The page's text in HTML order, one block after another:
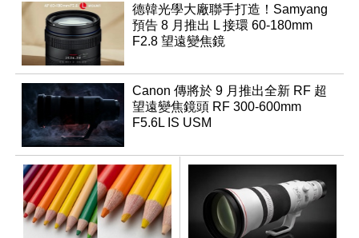
德韓光學大廠聯手打造！Samyang
預告 8 月推出 L 接環 60-180mm
F2.8 望遠變焦鏡
Canon 傳將於 9 月推出全新 RF 超
望遠變焦鏡頭 RF 300-600mm
F5.6L IS USM